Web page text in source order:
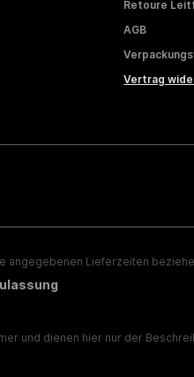
Retoure
AGB
Vertrag
angegebenen Lieferzeiten
und dienen hier nur der